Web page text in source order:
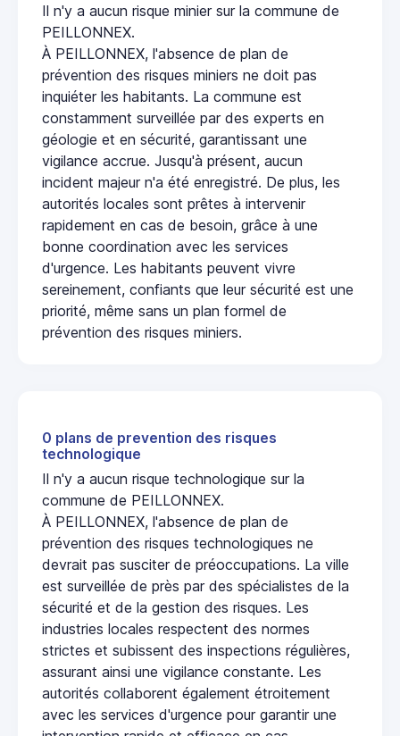
Il n'y a aucun risque minier sur la commune de
PEILLONNEX.
À PEILLONNEX, l'absence de plan de
prévention des risques miniers ne doit pas
inquiéter les habitants. La commune est
constamment surveillée par des experts en
géologie et en sécurité, garantissant une
vigilance accrue. Jusqu'à présent, aucun
incident majeur n'a été enregistré. De plus, les
autorités locales sont prêtes à intervenir
rapidement en cas de besoin, grâce à une
bonne coordination avec les services
d'urgence. Les habitants peuvent vivre
sereinement, confiants que leur sécurité est une
priorité, même sans un plan formel de
prévention des risques miniers.
0 plans de prevention des risques
technologique
Il n'y a aucun risque technologique sur la
commune de PEILLONNEX.
À PEILLONNEX, l'absence de plan de
prévention des risques technologiques ne
devrait pas susciter de préoccupations. La ville
est surveillée de près par des spécialistes de la
sécurité et de la gestion des risques. Les
industries locales respectent des normes
strictes et subissent des inspections régulières,
assurant ainsi une vigilance constante. Les
autorités collaborent également étroitement
avec les services d'urgence pour garantir une